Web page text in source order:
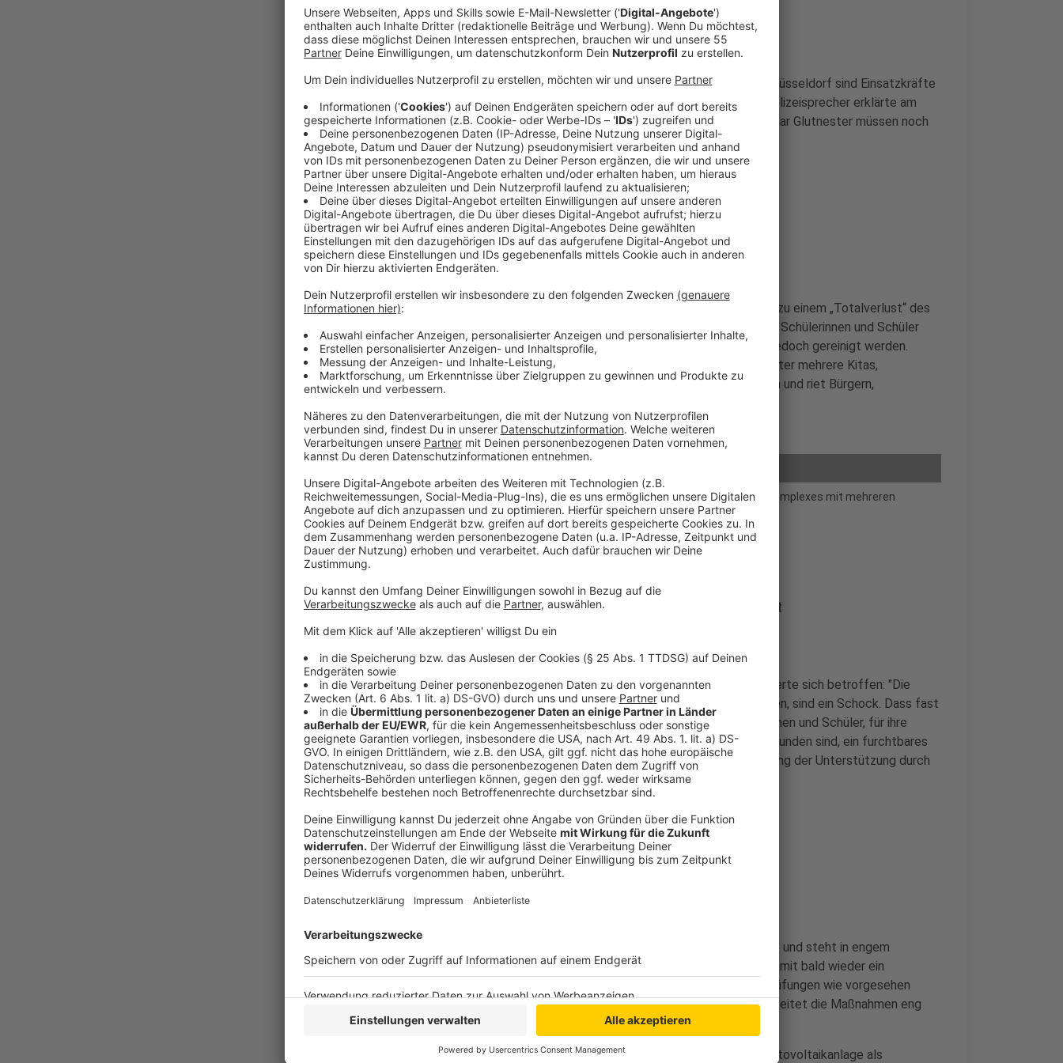
Anzeige
Nach dem verheerenden Brand im Schulzentrum von Erkrath bei Düsseldorf sind Einsatzkräfte
weiterhin vor Ort, um die letzten Glutnester zu bekämpfen. Ein Polizeisprecher erklärte am
Morgen: "Es ist nicht mehr dramatisch, aber es brennt noch. Ein paar Glutnester müssen noch
bekämpft werden." Straßen sind teilweise noch gesperrt.
Anzeige
Auswirkungen und Vorsichtsmaßnahmen
Anzeige
Der Brand, der am Dienstagnachmittag (13. Mai) ausbrach, führte zu einem „Totalverlust“ des
betroffenen Gymnasiums und der Realschule, in denen rund 1.200 Schülerinnen und Schüler
lernen. Eine benachbarte Hauptschule blieb unbeschädigt, muss jedoch gereinigt werden.
Vorsorglich wurden sechs Kinder- und Jugendeinrichtungen, darunter mehrere Kitas,
geschlossen. Die Stadt warnte vor möglichen Asbestrückständen und riet Bürgern,
Anzeige
Flammen schlagen bei dem Großbrand aus dem Dach des Gebäudekomplexes mit mehreren
Schulen im Kreis Mettmann.
Anzeige
Schulministerin Feller: Ein Schock für die Gemeinschaft
Anzeige
Nordrhein-Westfalens Schulministerin Dorothee Feller (CDU) äußerte sich betroffen: "Die
Nachrichten, die uns seit gestern Nachmittag aus Erkrath erreichen, sind ein Schock. Dass fast
ein kompletter Schulkomplex abgebrannt ist, ist für die Schülerinnen und Schüler, für ihre
Familien, für die Lehrkräfte und für alle, die mit dieser Schule verbunden sind, ein furchtbares
Ereignis." Sie dankte den Einsatzkräften und betonte die Bedeutung der Unterstützung durch
die Stadt Erkrath und die Nachbarstädte.
Anzeige
Zukunft des Schulbetriebs
Die Bezirksregierung Düsseldorf koordiniert die nächsten Schritte und steht in engem
Austausch mit der Stadt und den Schulen. "Es wird alles getan, damit bald wieder ein
geregelter Unterricht möglich ist und jetzt auch alle Abschlussprüfungen wie vorgesehen
stattfinden können", versicherte Feller. Das Schulministerium begleitet die Maßnahmen eng
und unterstützt, wo es kann.
Die Stadt Erkrath teilte mit, dass ein technischer Defekt der Photovoltaikanlage als